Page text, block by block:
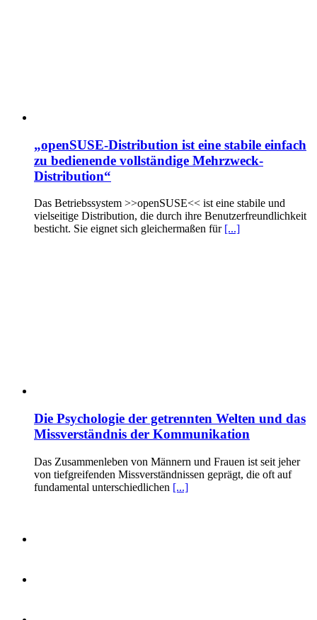
„openSUSE-Distribution ist eine stabile einfach
zu bedienende vollständige Mehrzweck-
Distribution“
Das Betriebssystem >>openSUSE<< ist eine stabile und
vielseitige Distribution, die durch ihre Benutzerfreundlichkeit
besticht. Sie eignet sich gleichermaßen für [...]
Die Psychologie der getrennten Welten und das
Missverständnis der Kommunikation
Das Zusammenleben von Männern und Frauen ist seit jeher
von tiefgreifenden Missverständnissen geprägt, die oft auf
fundamental unterschiedlichen [...]